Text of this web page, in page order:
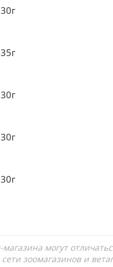
могут
зоомагазинов и